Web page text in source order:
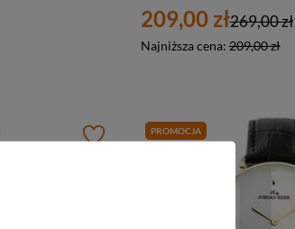
209,00 zł
Najniższa cena:209,00 zł
269,00 zł
PROMOCJA